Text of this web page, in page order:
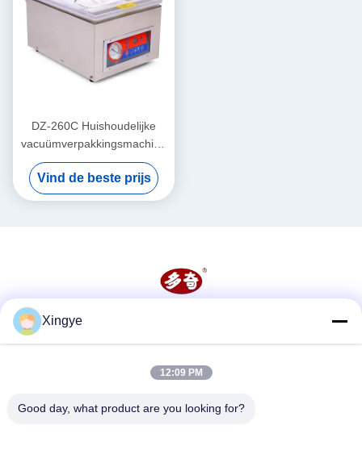
DZ-260C Huishoudelijke
vacuümverpakkingsmachine
voor voedsel en groenten
260 mm kamergrootte
Vind de beste prijs
Xingye
12:09 PM
Good day, what product are you looking for?